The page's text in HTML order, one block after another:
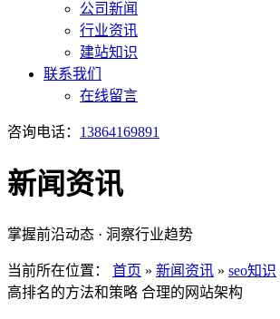
公司新闻
行业资讯
建站知识
联系我们
在线留言
咨询电话： 13864169891
新闻资讯
掌握前沿动态 · 洞察行业趋势
当前所在位置： 首页 » 新闻资讯 » seo知识
高排名的方法和策略 合理的网站架构